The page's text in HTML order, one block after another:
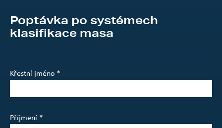
Poptávka po systémech
klasifikace masa
Křestní jméno *
Příjmení *